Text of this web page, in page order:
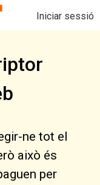
Iniciar sessió
ne tot el
això és
per